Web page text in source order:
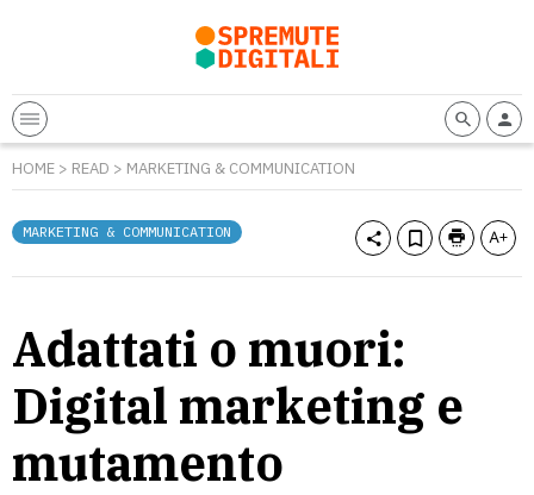
HOME > READ > MARKETING & COMMUNICATION
MARKETING & COMMUNICATION
Adattati o muori:
Digital marketing e
mutamento